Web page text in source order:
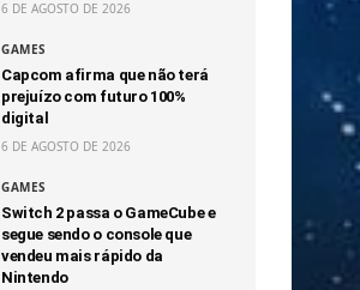
6 DE AGOSTO DE 2026
GAMES
Capcom afirma que não terá
prejuízo com futuro 100%
digital
6 DE AGOSTO DE 2026
GAMES
Switch 2 passa o GameCube e
segue sendo o console que
vendeu mais rápido da
Nintendo